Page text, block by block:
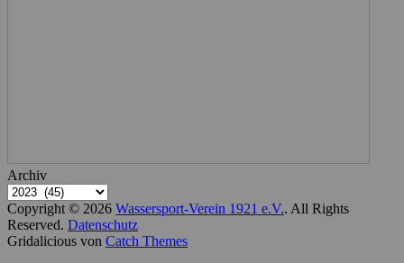
Archiv
Copyright © 2026 Wassersport-Verein 1921 e.V.. All Rights
Reserved. Datenschutz
Gridalicious von Catch Themes